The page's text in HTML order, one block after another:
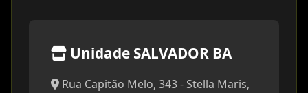
Unidade SALVADOR BA
Rua Capitão Melo, 343 - Stella Maris,